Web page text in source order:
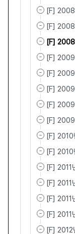
[F] 2008
[F] 2008
[F] 2008
[F] 2009
[F] 2009
[F] 2009
[F] 2009
[F] 2009
[F] 2010
[F] 2010
[F] 2011
[F] 2011
[F] 2011
[F] 2011
[F] 2012